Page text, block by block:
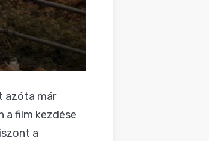
azóta már
a film kezdése
a